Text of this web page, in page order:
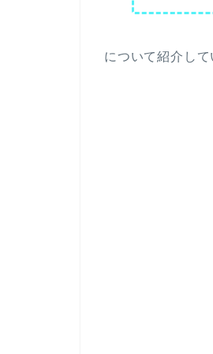
について紹介して